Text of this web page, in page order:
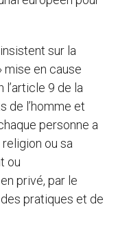
sur la
mise en cause
l’article 9 de la
de l’homme et
personne a
ou sa
ou
privé, par le
pratiques et de